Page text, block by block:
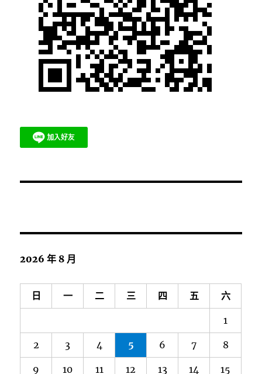
2026 年 8 月
日 一 二 三 四 五 六
1
2 3 4 5 6 7 8
9 10 11 12 13 14 15